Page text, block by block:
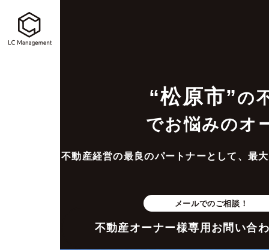
“松原市”の
でお悩みのオ
不動産経営の最良のパートナーとして、最
メールでのご相談！
不動産オーナー様専用お問い合